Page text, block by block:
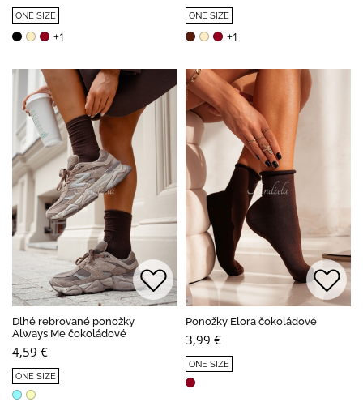
ONE SIZE
+1
ONE SIZE
+1
Dlhé rebrované ponožky
Always Me čokoládové
4,59 €
ONE SIZE
Ponožky Elora čokoládové
3,99 €
ONE SIZE